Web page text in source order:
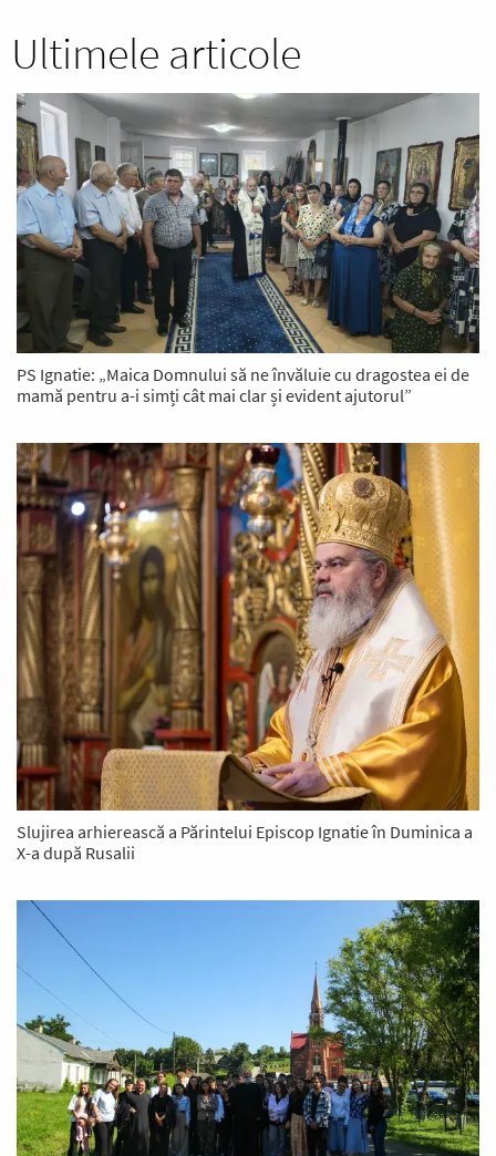
Ultimele articole
PS Ignatie: „Maica Domnului să ne învăluie cu dragostea ei de
mamă pentru a-i simți cât mai clar și evident ajutorul”
Slujirea arhierească a Părintelui Episcop Ignatie în Duminica a
X-a după Rusalii